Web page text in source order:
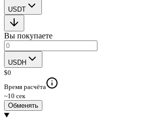
USDT
Вы покупаете
USDH
$0
Время расчёта
~10 сек
Обменять